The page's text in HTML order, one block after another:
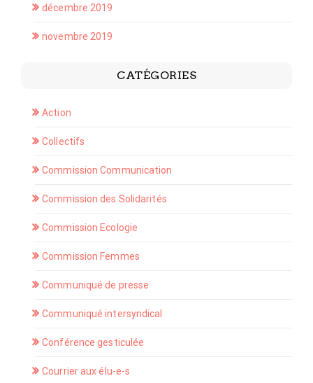
décembre 2019
novembre 2019
CATÉGORIES
Action
Collectifs
Commission Communication
Commission des Solidarités
Commission Ecologie
Commission Femmes
Communiqué de presse
Communiqué intersyndical
Conférence gesticulée
Courrier aux élu-e-s